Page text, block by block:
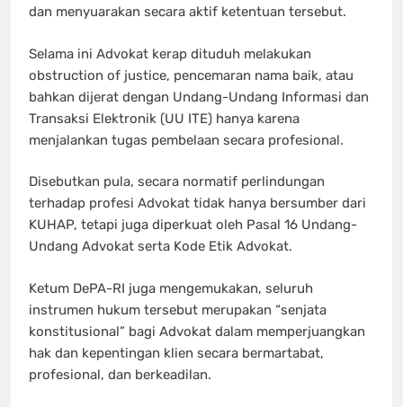
dan menyuarakan secara aktif ketentuan tersebut.
Selama ini Advokat kerap dituduh melakukan
obstruction of justice, pencemaran nama baik, atau
bahkan dijerat dengan Undang-Undang Informasi dan
Transaksi Elektronik (UU ITE) hanya karena
menjalankan tugas pembelaan secara profesional.
Disebutkan pula, secara normatif perlindungan
terhadap profesi Advokat tidak hanya bersumber dari
KUHAP, tetapi juga diperkuat oleh Pasal 16 Undang-
Undang Advokat serta Kode Etik Advokat.
Ketum DePA-RI juga mengemukakan, seluruh
instrumen hukum tersebut merupakan “senjata
konstitusional” bagi Advokat dalam memperjuangkan
hak dan kepentingan klien secara bermartabat,
profesional, dan berkeadilan.